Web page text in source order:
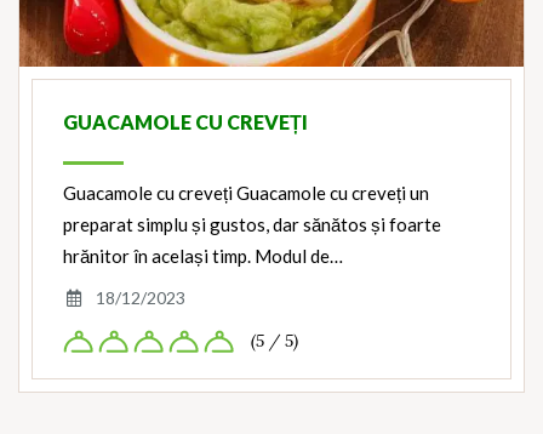
GUACAMOLE CU CREVEȚI
Guacamole cu creveți Guacamole cu creveți un
preparat simplu și gustos, dar sănătos și foarte
hrănitor în același timp. Modul de…
18/12/2023
(5 / 5)